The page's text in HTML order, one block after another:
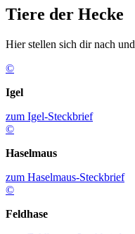
Tiere der Hecke
Hier stellen sich dir nach
©
Igel
zum Igel-Steckbrief
©
Haselmaus
zum Haselmaus-Steckbrief
©
Feldhase